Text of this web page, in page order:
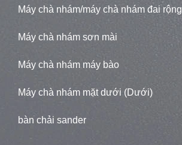
Máy chà nhám/máy chà nhám đai rộng
Máy chà nhám sơn mài
Máy chà nhám máy bào
Máy chà nhám mặt dưới (Dưới)
bàn chải sander